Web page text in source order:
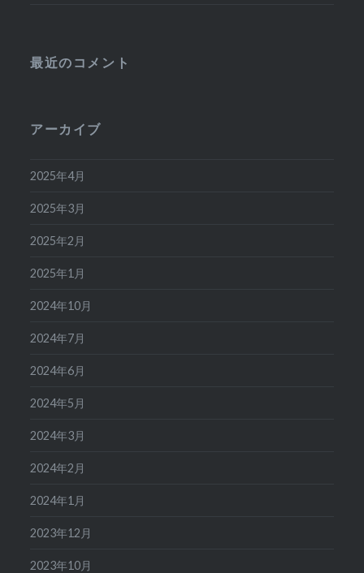
最近のコメント
アーカイブ
2025年4月
2025年3月
2025年2月
2025年1月
2024年10月
2024年7月
2024年6月
2024年5月
2024年3月
2024年2月
2024年1月
2023年12月
2023年10月